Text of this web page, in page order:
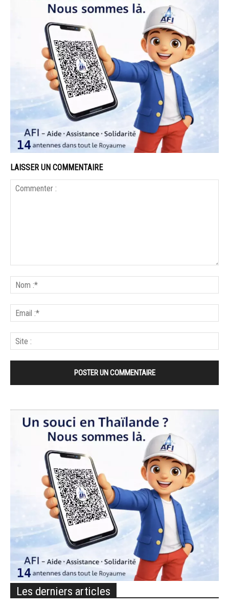
LAISSER UN COMMENTAIRE
Les derniers articles